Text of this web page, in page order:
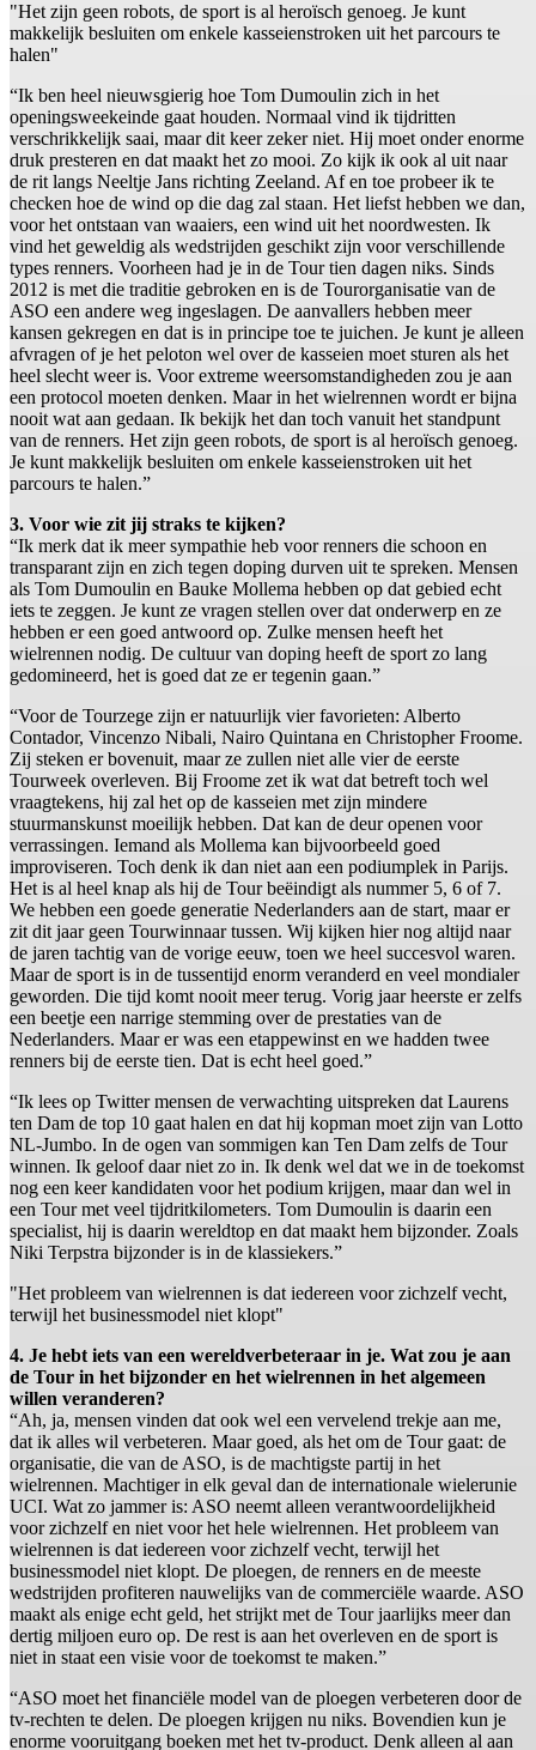
"Het zijn geen robots, de sport is al heroïsch genoeg. Je kunt
makkelijk besluiten om enkele kasseienstroken uit het parcours te
halen"
“Ik ben heel nieuwsgierig hoe Tom Dumoulin zich in het
openingsweekeinde gaat houden. Normaal vind ik tijdritten
verschrikkelijk saai, maar dit keer zeker niet. Hij moet onder enorme
druk presteren en dat maakt het zo mooi. Zo kijk ik ook al uit naar
de rit langs Neeltje Jans richting Zeeland. Af en toe probeer ik te
checken hoe de wind op die dag zal staan. Het liefst hebben we dan,
voor het ontstaan van waaiers, een wind uit het noordwesten. Ik
vind het geweldig als wedstrijden geschikt zijn voor verschillende
types renners. Voorheen had je in de Tour tien dagen niks. Sinds
2012 is met die traditie gebroken en is de Tourorganisatie van de
ASO een andere weg ingeslagen. De aanvallers hebben meer
kansen gekregen en dat is in principe toe te juichen. Je kunt je alleen
afvragen of je het peloton wel over de kasseien moet sturen als het
heel slecht weer is. Voor extreme weersomstandigheden zou je aan
een protocol moeten denken. Maar in het wielrennen wordt er bijna
nooit wat aan gedaan. Ik bekijk het dan toch vanuit het standpunt
van de renners. Het zijn geen robots, de sport is al heroïsch genoeg.
Je kunt makkelijk besluiten om enkele kasseienstroken uit het
parcours te halen.”
3. Voor wie zit jij straks te kijken?
“Ik merk dat ik meer sympathie heb voor renners die schoon en
transparant zijn en zich tegen doping durven uit te spreken. Mensen
als Tom Dumoulin en Bauke Mollema hebben op dat gebied echt
iets te zeggen. Je kunt ze vragen stellen over dat onderwerp en ze
hebben er een goed antwoord op. Zulke mensen heeft het
wielrennen nodig. De cultuur van doping heeft de sport zo lang
gedomineerd, het is goed dat ze er tegenin gaan.”
“Voor de Tourzege zijn er natuurlijk vier favorieten: Alberto
Contador, Vincenzo Nibali, Nairo Quintana en Christopher Froome.
Zij steken er bovenuit, maar ze zullen niet alle vier de eerste
Tourweek overleven. Bij Froome zet ik wat dat betreft toch wel
vraagtekens, hij zal het op de kasseien met zijn mindere
stuurmanskunst moeilijk hebben. Dat kan de deur openen voor
verrassingen. Iemand als Mollema kan bijvoorbeeld goed
improviseren. Toch denk ik dan niet aan een podiumplek in Parijs.
Het is al heel knap als hij de Tour beëindigt als nummer 5, 6 of 7.
We hebben een goede generatie Nederlanders aan de start, maar er
zit dit jaar geen Tourwinnaar tussen. Wij kijken hier nog altijd naar
de jaren tachtig van de vorige eeuw, toen we heel succesvol waren.
Maar de sport is in de tussentijd enorm veranderd en veel mondialer
geworden. Die tijd komt nooit meer terug. Vorig jaar heerste er zelfs
een beetje een narrige stemming over de prestaties van de
Nederlanders. Maar er was een etappewinst en we hadden twee
renners bij de eerste tien. Dat is echt heel goed.”
“Ik lees op Twitter mensen de verwachting uitspreken dat Laurens
ten Dam de top 10 gaat halen en dat hij kopman moet zijn van Lotto
NL-Jumbo. In de ogen van sommigen kan Ten Dam zelfs de Tour
winnen. Ik geloof daar niet zo in. Ik denk wel dat we in de toekomst
nog een keer kandidaten voor het podium krijgen, maar dan wel in
een Tour met veel tijdritkilometers. Tom Dumoulin is daarin een
specialist, hij is daarin wereldtop en dat maakt hem bijzonder. Zoals
Niki Terpstra bijzonder is in de klassiekers.”
"Het probleem van wielrennen is dat iedereen voor zichzelf vecht,
terwijl het businessmodel niet klopt"
4. Je hebt iets van een wereldverbeteraar in je. Wat zou je aan
de Tour in het bijzonder en het wielrennen in het algemeen
willen veranderen?
“Ah, ja, mensen vinden dat ook wel een vervelend trekje aan me,
dat ik alles wil verbeteren. Maar goed, als het om de Tour gaat: de
organisatie, die van de ASO, is de machtigste partij in het
wielrennen. Machtiger in elk geval dan de internationale wielerunie
UCI. Wat zo jammer is: ASO neemt alleen verantwoordelijkheid
voor zichzelf en niet voor het hele wielrennen. Het probleem van
wielrennen is dat iedereen voor zichzelf vecht, terwijl het
businessmodel niet klopt. De ploegen, de renners en de meeste
wedstrijden profiteren nauwelijks van de commerciële waarde. ASO
maakt als enige echt geld, het strijkt met de Tour jaarlijks meer dan
dertig miljoen euro op. De rest is aan het overleven en de sport is
niet in staat een visie voor de toekomst te maken.”
“ASO moet het financiële model van de ploegen verbeteren door de
tv-rechten te delen. De ploegen krijgen nu niks. Bovendien kun je
enorme vooruitgang boeken met het tv-product. Denk alleen al aan